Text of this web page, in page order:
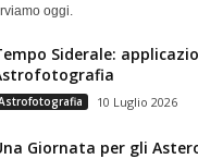
oggi.
Siderale:
10 Luglio 2026
Giornata per gli